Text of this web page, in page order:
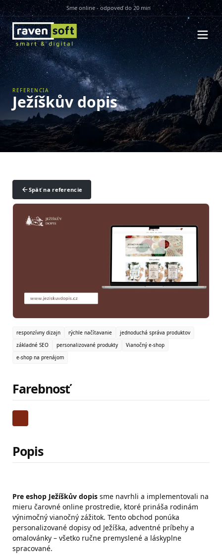
Sme online - odpoveď do 20 min
REFERENCIA
Ježíškův dopis
Späť na referencie
responzívny dizajn rýchle načítavanie
jednoduchá správa produktov
základné SEO
personalizované produkty
Vianočný e-shop
e-shop na prenájom
Farebnosť
Popis
Pre eshop Ježíškův dopis sme navrhli a implementovali na
mieru čarovné online prostredie, ktoré prináša rodinám
výnimočný vianočný zážitok. Tento obchod ponúka
personalizované dopisy od Ježíška, adventné príbehy a
omalovánky – všetko ručne premyslené a láskyplne
spracované.